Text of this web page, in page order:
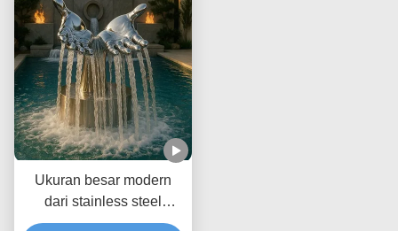
Ukuran besar modern
dari stainless steel
cermin-habis tangan